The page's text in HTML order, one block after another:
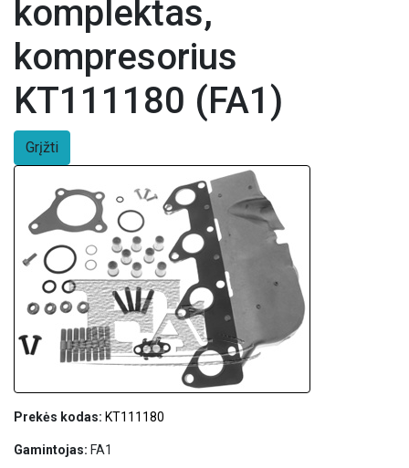
komplektas,
kompresorius
KT111180 (FA1)
Grįžti
Prekės kodas: KT111180
Gamintojas: FA1